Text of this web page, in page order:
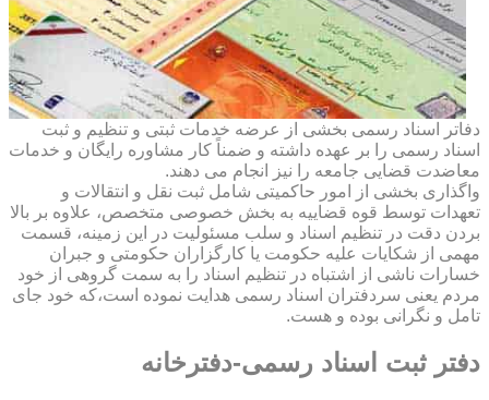
دفاتر اسناد رسمی بخشی از عرضه خدمات ثبتی و تنظیم و ثبت
اسناد رسمی را بر عهده داشته و ضمناً کار مشاوره رایگان و خدمات
معاضدت قضایی جامعه را نیز انجام می دهند.
واگذاری بخشی از امور حاکمیتی شامل ثبت نقل و انتقالات و
تعهدات توسط قوه قضاییه به بخش خصوصی متخصص، علاوه بر بالا
بردن دقت در تنظیم اسناد و سلب مسئولیت در این زمینه، قسمت
مهمی از شکایات علیه حکومت یا کارگزاران حکومتی و جبران
خسارات ناشی از اشتباه در تنظیم اسناد را به سمت گروهی از خود
مردم یعنی سردفتران اسناد رسمی هدایت نموده است،که خود جای
تامل و نگرانی بوده و هست.
دفتر ثبت اسناد رسمی-دفترخانه